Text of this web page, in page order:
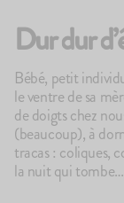
Dur dur
Bébé, petit
le ventre de sa
de doigts chez
(beaucoup), à
tracas : coliques,
la nuit qui tombe…